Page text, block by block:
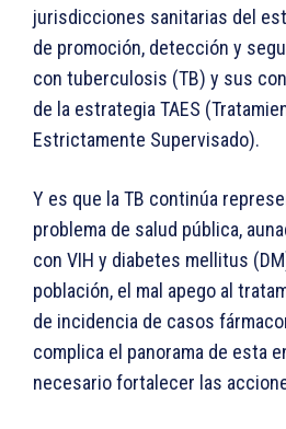
jurisdicciones sanitarias del
de promoción, detección y
con tuberculosis (TB) y sus
de la estrategia TAES
Estrictamente Supervisado).
Y es que la TB continúa
problema de salud pública,
con VIH y diabetes mellitus
población, el mal apego al
de incidencia de casos
complica el panorama de esta
necesario fortalecer las